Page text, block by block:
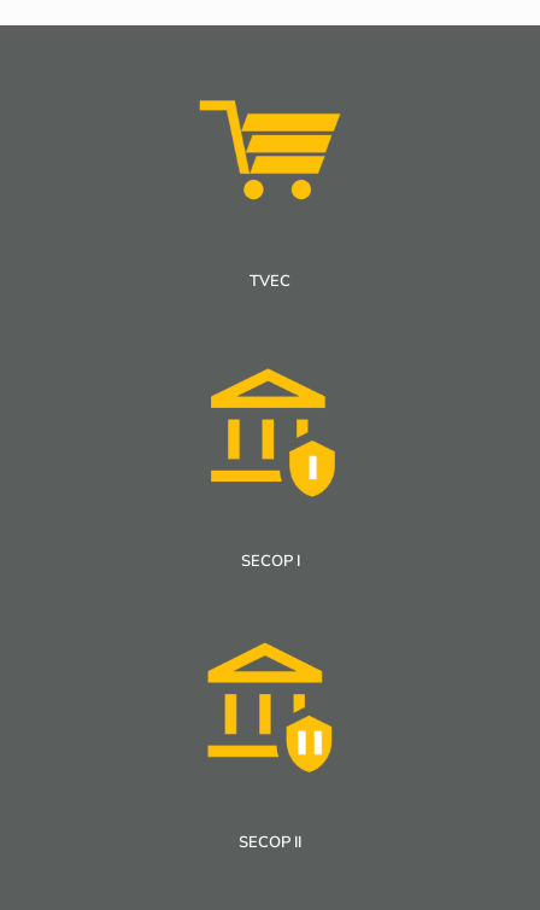
TVEC
SECOP I
SECOP II